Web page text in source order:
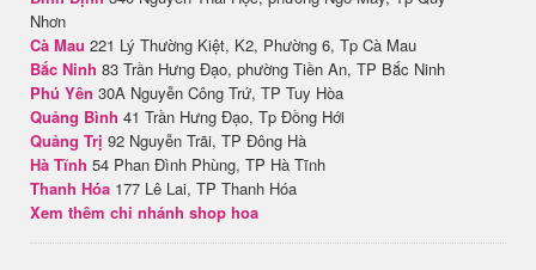
Nhơn
Cà Mau 221 Lý Thường Kiệt, K2, Phường 6, Tp Cà Mau
Bắc Ninh 83 Trần Hưng Đạo, phường Tiền An, TP Bắc Ninh
Phú Yên 30A Nguyễn Công Trứ, TP Tuy Hòa
Quảng Bình 41 Trần Hưng Đạo, Tp Đồng Hới
Quảng Trị 92 Nguyễn Trãi, TP Đông Hà
Hà Tĩnh 54 Phan Đình Phùng, TP Hà Tĩnh
Thanh Hóa 177 Lê Lai, TP Thanh Hóa
Xem thêm chi nhánh shop hoa